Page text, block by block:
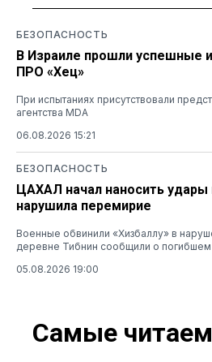
БЕЗОПАСНОСТЬ
В Израиле прошли успешные
ПРО «Хец»
При испытаниях присутствовали
агентства MDA
06.08.2026 15:21
БЕЗОПАСНОСТЬ
ЦАХАЛ начал наносить удары
нарушила перемирие
Военные обвинили «Хизбаллу» в
деревне Тибнин сообщили о погибшем
05.08.2026 19:00
Самые